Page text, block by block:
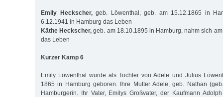
Emily Heckscher,geb. Löwenthal, geb. am 15.12.1865 in
6.12.1941 in Hamburg das Leben
Käthe Heckscher, geb. am 18.10.1895 in Hamburg, nahm sich
das Leben
Kurzer Kamp 6
Emily Löwenthal wurde als Tochter von Adele und Julius
1865 in Hamburg geboren. Ihre Mutter Adele, geb. Nathan
Hamburgerin. Ihr Vater, Emilys Großvater, der Kaufmann